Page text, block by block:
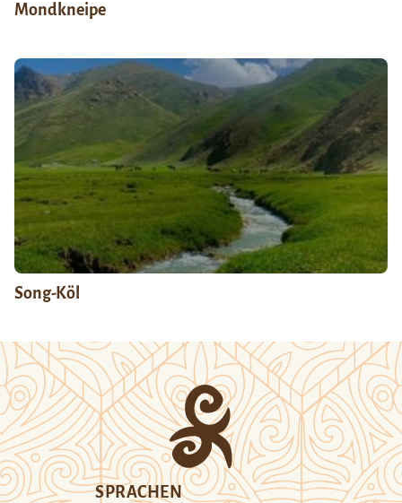
Mondkneipe
Song-Köl
SPRACHEN